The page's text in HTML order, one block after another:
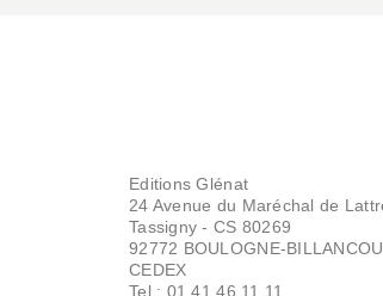
Editions Glénat
24 Avenue du Maréchal de
Tassigny - CS 80269
92772 BOULOGNE-
CEDEX
Tel : 01.41.46.11.11